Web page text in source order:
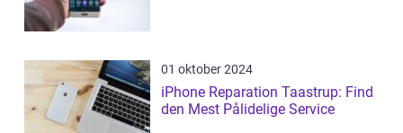
01 oktober 2024
iPhone Reparation Taastrup: Find
den Mest Pålidelige Service